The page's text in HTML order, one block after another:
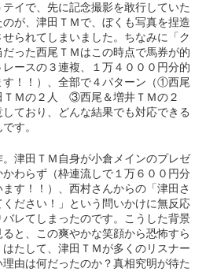
テイで、先に記念撮影を敢行していた
が、津田ＴＭで、ぼくも写真を捏造
られてしまいました。ちなみに「ク
った西尾ＴＭはこの時点で馬券が的
ースの３連複、１万４０００円分的
す！！）、全部で４パターン（①西尾
Ｍの２人 ③西尾＆増井ＴＭの２
ており、どんな結果でも対応できる
す。
津田ＴＭ自身が小倉メインのプレゼ
わらず（枠連流しで１万６００円分
す！！）、西村さんからの「津田さ
ださい！」という問いかけに無反応
レてしまったのです。こうした背景
と、この爽やかな笑顔から恐怖すら
たして、津田ＴＭが多くのリスナー
由は何だったのか？真相究明が待た